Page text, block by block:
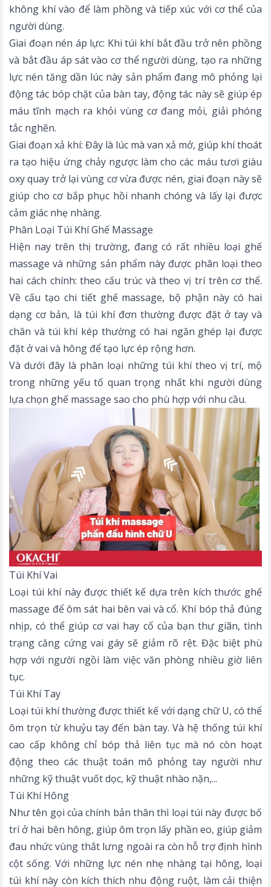
không khí vào để làm phồng và tiếp xúc với cơ thể của
người dùng.
Giai đoạn nén áp lực: Khi túi khí bắt đầu trở nên phồng
và bắt đầu áp sát vào cơ thể người dùng, tạo ra những
lực nén tăng dần lúc này sản phẩm đang mô phỏng lại
động tác bóp chặt của bàn tay, động tác này sẽ giúp ép
máu tĩnh mạch ra khỏi vùng cơ đang mỏi, giải phóng
tắc nghẽn.
Giai đoạn xả khí: Đây là lúc mà van xả mở, giúp khí thoát
ra tạo hiệu ứng chảy ngược làm cho các máu tươi giàu
oxy quay trở lại vùng cơ vừa được nén, giai đoạn này sẽ
giúp cho cơ bắp phục hồi nhanh chóng và lấy lại được
cảm giác nhẹ nhàng.
Phân Loại Túi Khí Ghế Massage
Hiện nay trên thị trường, đang có rất nhiều loại ghế
massage và những sản phẩm này được phân loại theo
hai cách chính: theo cấu trúc và theo vị trí trên cơ thể.
Về cấu tạo chi tiết ghế massage, bộ phận này có hai
dạng cơ bản, là túi khí đơn thường được đặt ở tay và
chân và túi khí kép thường có hai ngăn ghép lại được
đặt ở vai và hông để tạo lực ép rộng hơn.
Và dưới đây là phân loại những túi khí theo vị trí, mộ
trong những yếu tố quan trọng nhất khi người dùng
lựa chọn ghế massage sao cho phù hợp với nhu cầu.
Túi Khí Vai
Loại túi khí này được thiết kế dựa trên kích thước ghế
massage để ôm sát hai bên vai và cổ. Khí bóp thả đúng
nhịp, có thể giúp cơ vai hay cổ của bạn thư giãn, tình
trạng căng cứng vai gáy sẽ giảm rõ rệt. Đặc biệt phù
hợp với người ngồi làm việc văn phòng nhiều giờ liên
tục.
Túi Khí Tay
Loại túi khí thường được thiết kế với dạng chữ U, có thể
ôm trọn từ khuỷu tay đến bàn tay. Và hệ thống túi khí
cao cấp không chỉ bóp thả liên tục mà nó còn hoạt
động theo các thuật toán mô phỏng tay người như
những kỹ thuật vuốt dọc, kỹ thuật nhào nặn,...
Túi Khí Hông
Như tên gọi của chính bản thân thì loại túi này được bố
trí ở hai bên hông, giúp ôm trọn lấy phần eo, giúp giảm
đau nhức vùng thắt lưng ngoài ra còn hỗ trợ định hình
cột sống. Với những lực nén nhẹ nhàng tại hông, loại
túi khí này còn kích thích nhu động ruột, làm cải thiện